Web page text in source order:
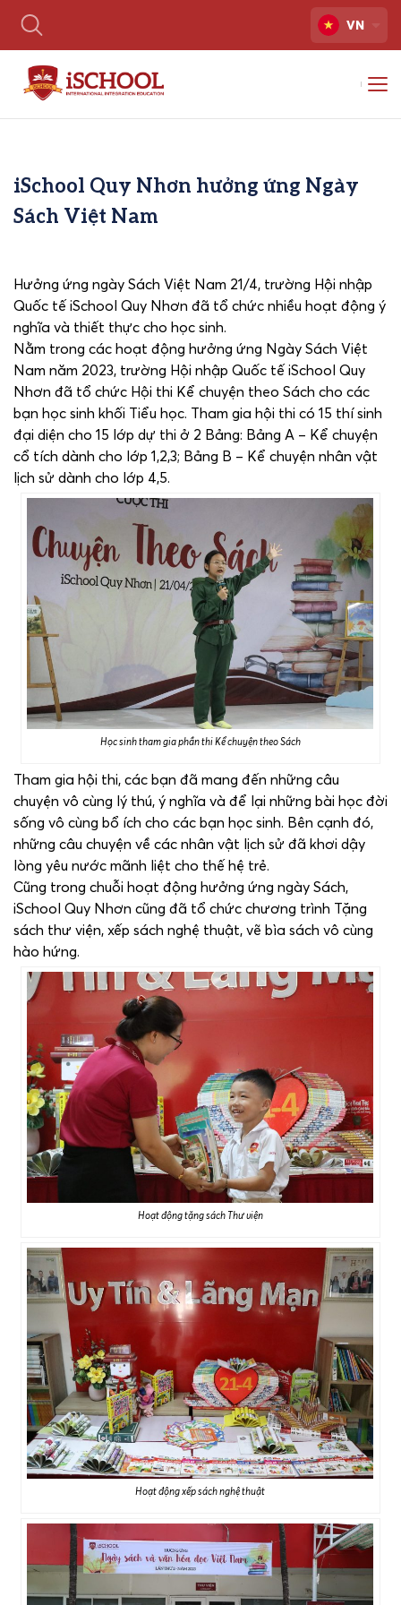
VN
iSchool Quy Nhơn hưởng ứng Ngày
Sách Việt Nam
Hưởng ứng ngày Sách Việt Nam 21/4, trường Hội nhập
Quốc tế iSchool Quy Nhơn đã tổ chức nhiều hoạt động ý
nghĩa và thiết thực cho học sinh.
Nằm trong các hoạt động hưởng ứng Ngày Sách Việt
Nam năm 2023, trường Hội nhập Quốc tế iSchool Quy
Nhơn đã tổ chức Hội thi Kể chuyện theo Sách cho các
bạn học sinh khối Tiểu học. Tham gia hội thi có 15 thí sinh
đại diện cho 15 lớp dự thi ở 2 Bảng: Bảng A – Kể chuyện
cổ tích dành cho lớp 1,2,3; Bảng B – Kể chuyện nhân vật
lịch sử dành cho lớp 4,5.
Học sinh tham gia phần thi Kể chuyện theo Sách
Tham gia hội thi, các bạn đã mang đến những câu
chuyện vô cùng lý thú, ý nghĩa và để lại những bài học đời
sống vô cùng bổ ích cho các bạn học sinh. Bên cạnh đó,
những câu chuyện về các nhân vật lịch sử đã khơi dậy
lòng yêu nước mãnh liệt cho thế hệ trẻ.
Cũng trong chuỗi hoạt động hưởng ứng ngày Sách,
iSchool Quy Nhơn cũng đã tổ chức chương trình Tặng
sách thư viện, xếp sách nghệ thuật, vẽ bìa sách vô cùng
hào hứng.
Hoạt động tặng sách Thư viện
Hoạt động xếp sách nghệ thuật